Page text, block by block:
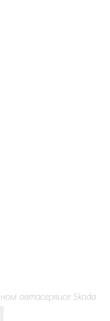
автосервисе Skoda